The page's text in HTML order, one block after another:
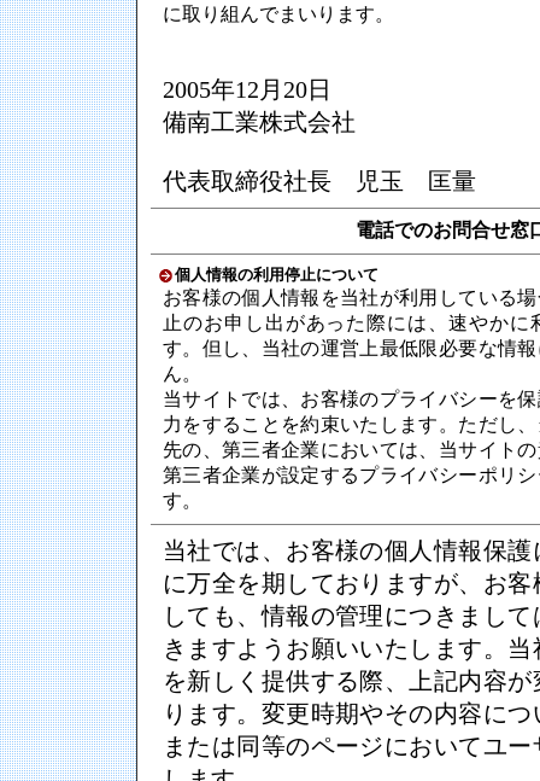
に取り組んでまいります。
2005年12月20日
備南工業株式会社
代表取締役社長 児玉 匡量
電話でのお問合せ窓
個人情報の利用停止について
お客様の個人情報を当社が利用している
止のお申し出があった際には、速やかに
す。但し、当社の運営上最低限必要な情
ん。
当サイトでは、お客様のプライバシーを
力をすることを約束いたします。ただし
先の、第三者企業においては、当サイト
第三者企業が設定するプライバシーポリ
す。
当社では、お客様の個人情報保
に万全を期しておりますが、お
しても、情報の管理につきまし
きますようお願いいたします。
を新しく提供する際、上記内容
ります。変更時期やその内容に
または同等のページにおいてユ